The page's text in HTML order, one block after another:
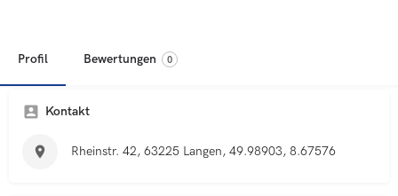
Profil Bewertungen 0
Kontakt
Rheinstr. 42, 63225 Langen, 49.98903, 8.67576